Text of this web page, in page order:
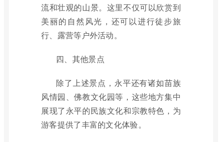
流和壮观的山景。这里不仅可以欣赏到
美丽的自然风光，还可以进行徒步旅
行、露营等户外活动。
四、其他景点
除了上述景点，永平还有诸如苗族
风情园、佛教文化园等，这些地方集中
展现了永平的民族文化和宗教特色，为
游客提供了丰富的文化体验。